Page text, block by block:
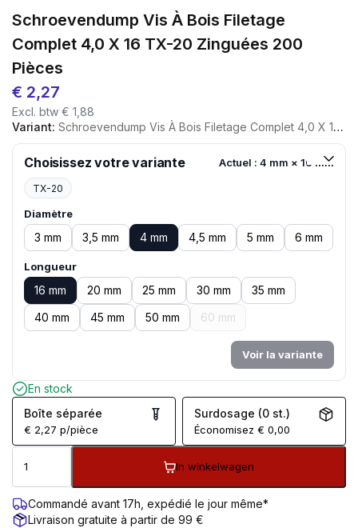
Schroevendump Vis À Bois Filetage
Complet 4,0 X 16 TX-20 Zinguées 200
Pièces
€ 2,27
Excl. btw € 1,88
Variant: Schroevendump Vis À Bois Filetage Complet 4,0 X 16 TX-20 Zinguées 200 Pièces
Choisissez votre variante Actuel : 4 mm × 16 mm
TX-20
Diamètre
3 mm 3,5 mm 4 mm 4,5 mm 5 mm 6 mm
Longueur
16 mm 20 mm 25 mm 30 mm
35 mm
40 mm
45 mm 50 mm 60 mm
Voir la variante
En stock
Boîte séparée
€ 2,27 p/pièce
Surdosage (0 st.)
Économisez€ 0,00
In winkelwagen
Commandé avant 17h, expédié le jour même*
Livraison gratuite à partir de 99 €